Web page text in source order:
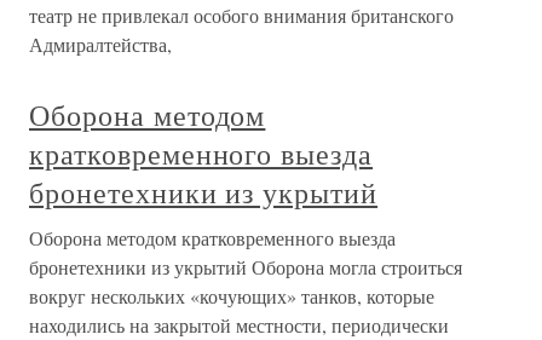
театр не привлекал особого внимания британского
Адмиралтейства,
Оборона методом
кратковременного выезда
бронетехники из укрытий
Оборона методом кратковременного выезда
бронетехники из укрытий Оборона могла строиться
вокруг нескольких «кочующих» танков, которые
находились на закрытой местности, периодически